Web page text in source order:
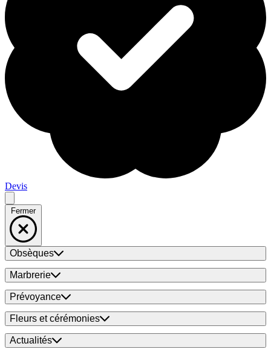
Devis
Fermer
Obsèques
Marbrerie
Prévoyance
Fleurs et cérémonies
Actualités